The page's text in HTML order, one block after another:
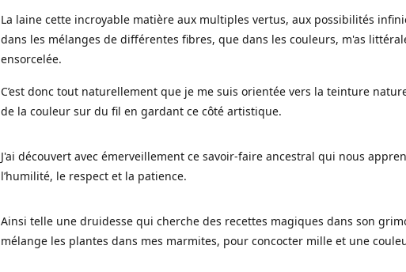
La laine cette incroyable matière aux multiples vertus, aux possibilités
dans les mélanges de différentes fibres, que dans les couleurs, m'as
ensorcelée.
C’est donc tout naturellement que je me suis orientée vers la teinture
de la couleur sur du fil en gardant ce côté artistique.
J'ai découvert avec émerveillement ce savoir-faire ancestral qui nous
l’humilité, le respect et la patience.
Ainsi telle une druidesse qui cherche des recettes magiques dans son
mélange les plantes dans mes marmites, pour concocter mille et une